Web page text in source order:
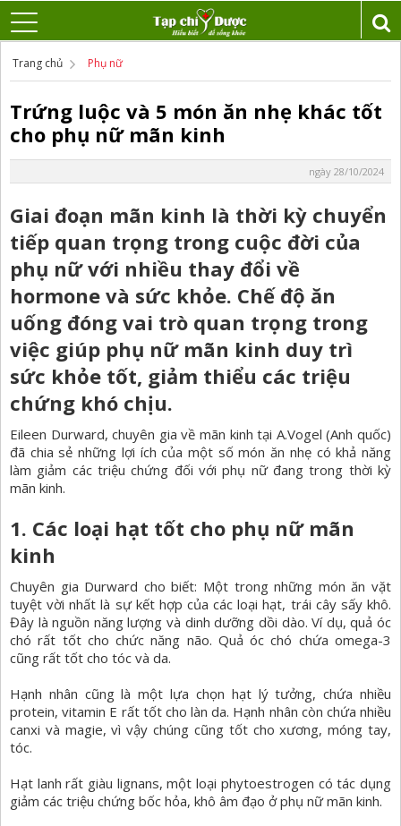
Trang chủ Phụ nữ
Trứng luộc và 5 món ăn nhẹ khác tốt
cho phụ nữ mãn kinh
ngày 28/10/2024
Giai đoạn mãn kinh là thời kỳ chuyển
tiếp quan trọng trong cuộc đời của
phụ nữ với nhiều thay đổi về
hormone và sức khỏe. Chế độ ăn
uống đóng vai trò quan trọng trong
việc giúp phụ nữ mãn kinh duy trì
sức khỏe tốt, giảm thiểu các triệu
chứng khó chịu.
Eileen Durward, chuyên gia về mãn kinh tại A.Vogel (Anh quốc)
đã chia sẻ những lợi ích của một số món ăn nhẹ có khả năng
làm giảm các triệu chứng đối với phụ nữ đang trong thời kỳ
mãn kinh.
1. Các loại hạt tốt cho phụ nữ mãn
kinh
Chuyên gia Durward cho biết: Một trong những món ăn vặt
tuyệt vời nhất là sự kết hợp của các loại hạt, trái cây sấy khô.
Đây là nguồn năng lượng và dinh dưỡng dồi dào. Ví dụ, quả óc
chó rất tốt cho chức năng não. Quả óc chó chứa omega-3
cũng rất tốt cho tóc và da.
Hạnh nhân cũng là một lựa chọn hạt lý tưởng, chứa nhiều
protein, vitamin E rất tốt cho làn da. Hạnh nhân còn chứa nhiều
canxi và magie, vì vậy chúng cũng tốt cho xương, móng tay,
tóc.
Hạt lanh rất giàu lignans, một loại phytoestrogen có tác dụng
giảm các triệu chứng bốc hỏa, khô âm đạo ở phụ nữ mãn kinh.